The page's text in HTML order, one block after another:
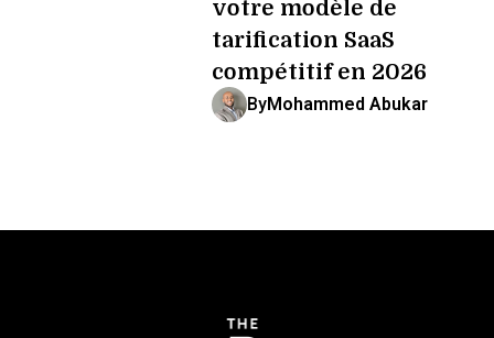
votre modèle de
tarification SaaS
compétitif en 2026
ByMohammed Abukar